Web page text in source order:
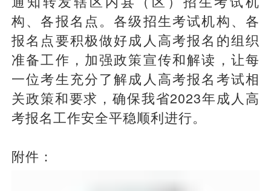
构、各报名点。各级招生考试机构、各
报名点要积极做好成人高考报名的组织
准备工作，加强政策宣传和解读，让每
一位考生充分了解成人高考报名考试相
关政策和要求，确保我省2023年成人高
考报名工作安全平稳顺利进行。
附件：